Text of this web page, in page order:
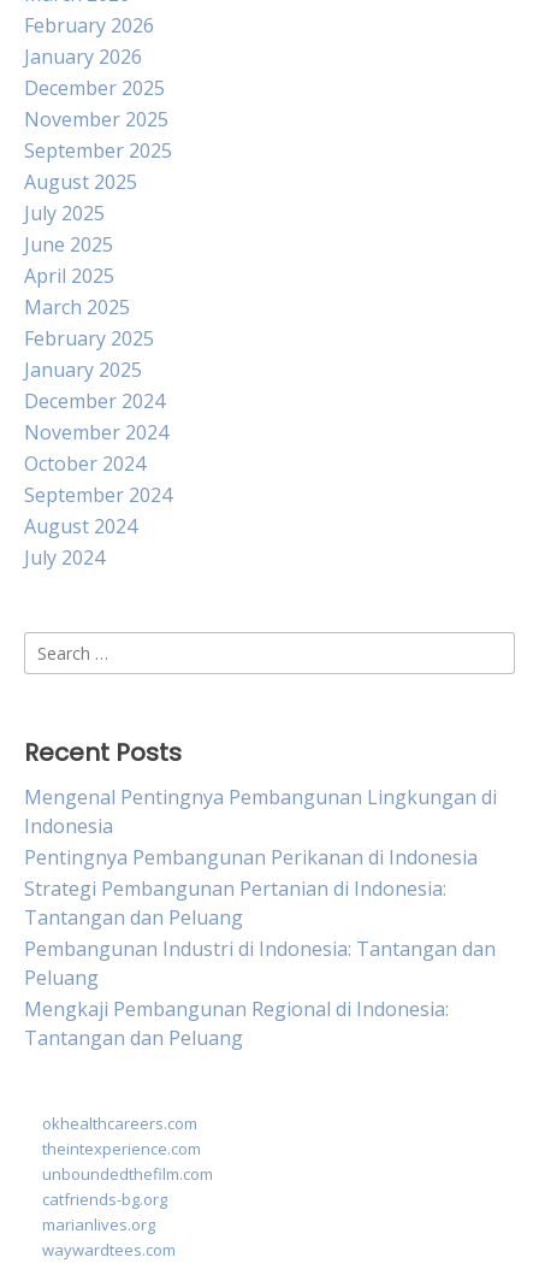
February 2026
January 2026
December 2025
November 2025
September 2025
August 2025
July 2025
June 2025
April 2025
March 2025
February 2025
January 2025
December 2024
November 2024
October 2024
September 2024
August 2024
July 2024
Search
for:
Recent Posts
Mengenal Pentingnya Pembangunan Lingkungan di
Indonesia
Pentingnya Pembangunan Perikanan di Indonesia
Strategi Pembangunan Pertanian di Indonesia:
Tantangan dan Peluang
Pembangunan Industri di Indonesia: Tantangan dan
Peluang
Mengkaji Pembangunan Regional di Indonesia:
Tantangan dan Peluang
okhealthcareers.com
theintexperience.com
unboundedthefilm.com
catfriends-bg.org
marianlives.org
waywardtees.com